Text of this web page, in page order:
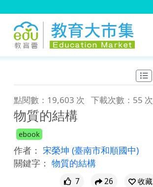
點閱數：19,603 次 下載次數：55 次
物質的結構
ebook
作者： 宋榮坤 (臺南市和順國中)
關鍵字： 物質的結構
7 26
收藏